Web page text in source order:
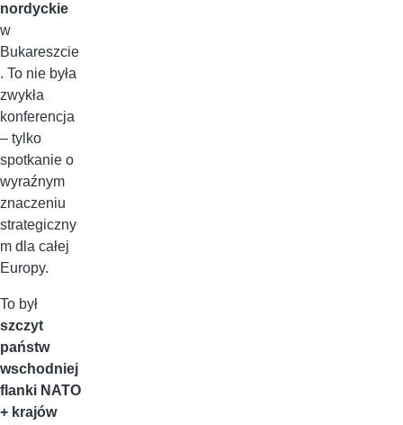
nordyckie
w
Bukareszcie
. To nie była
zwykła
konferencja
– tylko
spotkanie o
wyraźnym
znaczeniu
strategiczny
m dla całej
Europy.
To był
szczyt
państw
wschodniej
flanki NATO
+ krajów